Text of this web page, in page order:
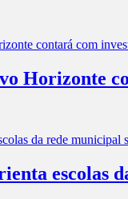
Horizonte
escolas